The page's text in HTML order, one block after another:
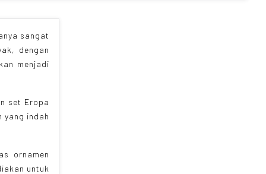
sangat
dengan
menjadi
set Eropa
yang indah
ornamen
untuk